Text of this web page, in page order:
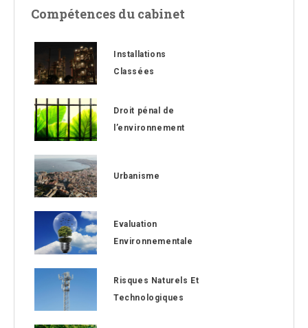
Compétences du cabinet
Installations
Classées
Droit pénal de
l’environnement
Urbanisme
Evaluation
Environnementale
Risques Naturels Et
Technologiques